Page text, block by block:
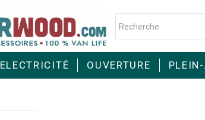
ELECTRICITÉ OUVERTURE